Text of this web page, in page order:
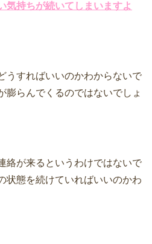
気持ちが続いてしまいますよ
うすればいいのかわからないで
膨らんでくるのではないでしょ
絡が来るというわけではないで
状態を続けていればいいのかわ